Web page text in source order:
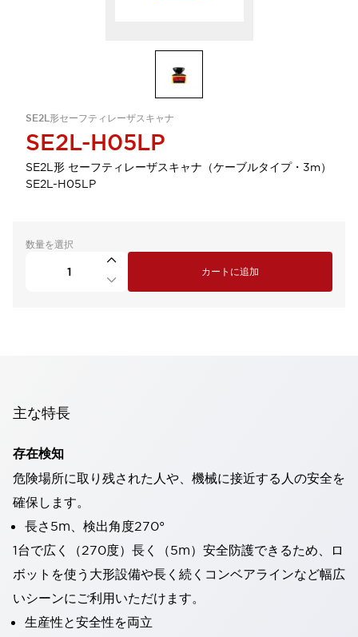
SE2L形セーフティレーザスキャナ
SE2L-H05LP
SE2L形 セーフティレーザスキャナ（ケーブルタイプ・3m）
SE2L-H05LP
数量を選択
カートに追加
主な特長
存在検知
危険場所に取り残された人や、機械に接近する人の安全を
確保します。
長さ5m、検出角度270°
1台で広く（270度）長く（5m）安全防護できるため、ロ
ボットを使う大形設備や長く続くコンベアラインなど幅広
いシーンにご利用いただけます。
生産性と安全性を両立